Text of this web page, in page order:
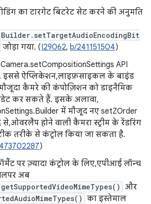
का टारगेट बिटरेट सेट करने की अनुमति
जोड़ा गया. (I29062, b/241151504)
API
इससे ऐप्लिकेशन, लाइफ़साइकल के बाइंड
कैमरे की कंपोज़िशन को डाइनैमिक
कर सकते हैं. इसके अलावा,
में मौजूद नए setZOrder
ओवरलैप होने वाली कैमरा स्ट्रीम के रेंडरिंग
तरीके से कंट्रोल किया जा सकता है.
)
पर ज़्यादा कंट्रोल के लिए, एपीआई लॉन्च
अब
और
का इस्तेमाल